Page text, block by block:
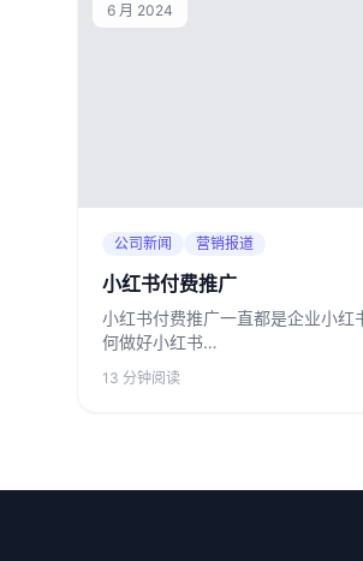
6 月 2024
公司新闻 营销报道
小红书付费推广
小红书付费推广一直都是企业小红
何做好小红书…
13 分钟阅读